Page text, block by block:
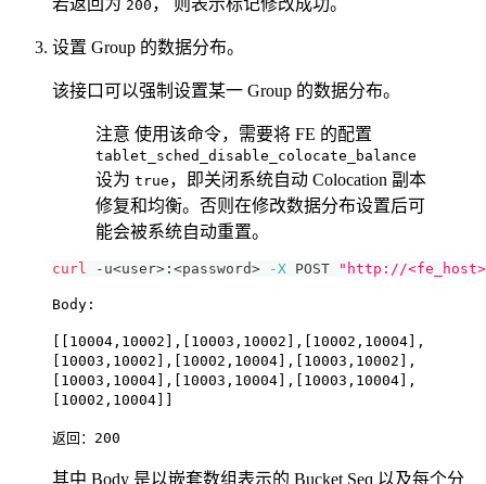
若返回为 200 ， 则表示标记修改成功。
设置 Group 的数据分布。
该接口可以强制设置某一 Group 的数据分布。
注意 使用该命令，需要将 FE 的配置
tablet_sched_disable_colocate_balance
设为 true ，即关闭系统自动 Colocation 副本
修复和均衡。否则在修改数据分布设置后可
能会被系统自动重置。
curl -u<user> : <password> -X POST "http://
Body:
[[10004,10002],[10003,10002],[10002,10004],
[10003,10002],[10002,10004],[10003,10002],
[10003,10004],[10003,10004],[10003,10004],
[10002,10004]]
返回：200
其中 Body 是以嵌套数组表示的 Bucket Seq 以及每个分